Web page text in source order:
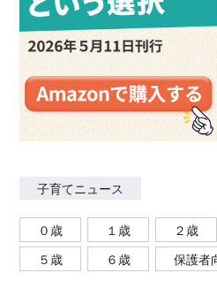
子育てニュース
０歳 １歳 ２歳
５歳
６歳 保護者